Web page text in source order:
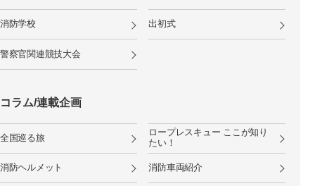
消防学校 出初式
警察官関連競技大会
コラム/連載企画
全国巡る旅
ロープレスキュー ここが知り
たい！
消防ヘルメット 消防車両紹介